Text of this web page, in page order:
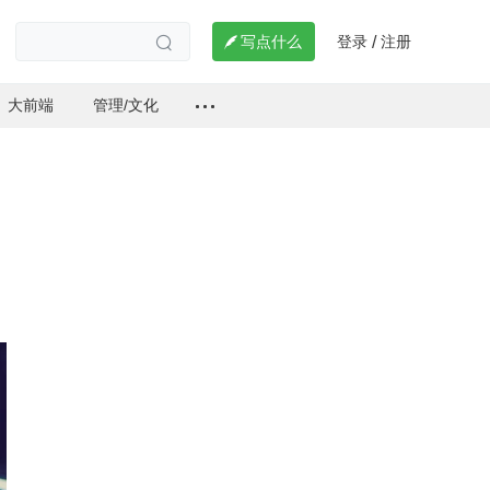
  写点什么 登录 / 注册
大前端 管理/文化